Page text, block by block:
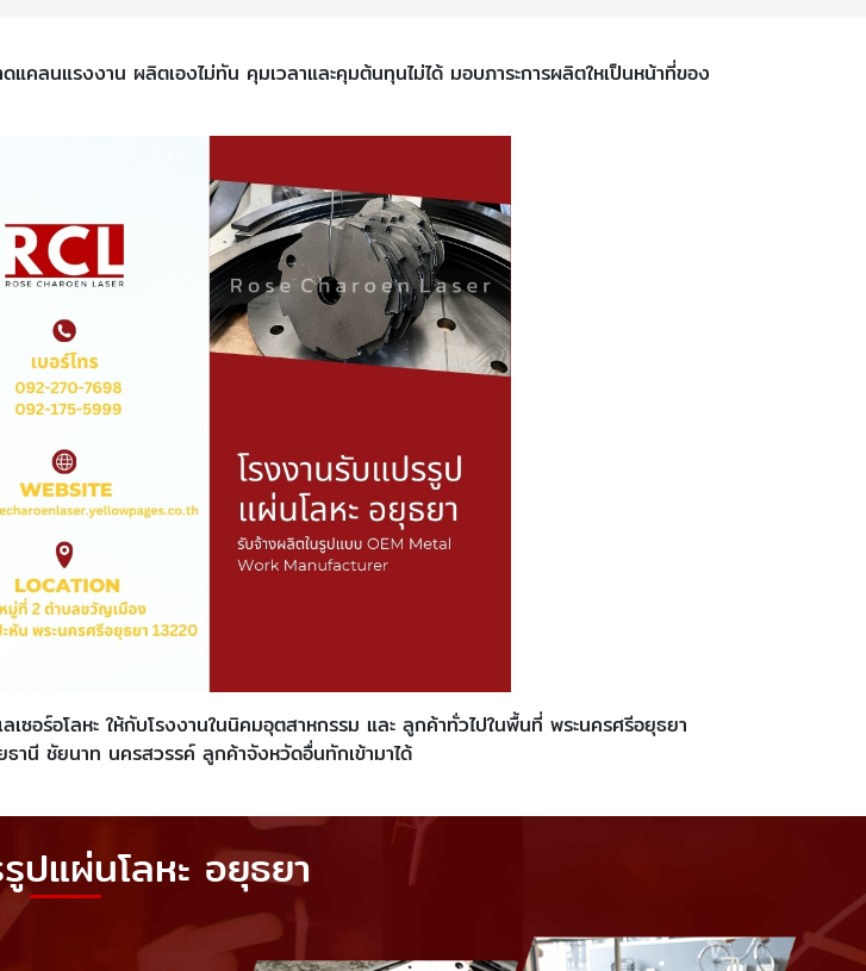
นแรงงาน ผลิตเองไม่ทัน คุมเวลาและคุมต้นทุนไม่ได้ มอบภาระการผลิตใหเป็นหน้าที่ของ
เซอร์อโลหะ ให้กับโรงงานในนิคมอุตสาหกรรม และ ลูกค้าทั่วไปในพื้นที่ พระนครศรีอยุธยา
นี ชัยนาท นครสวรรค์ ลูกค้าจังหวัดอื่นทักเข้ามาได้
ปแผ่นโลหะ อยุธยา